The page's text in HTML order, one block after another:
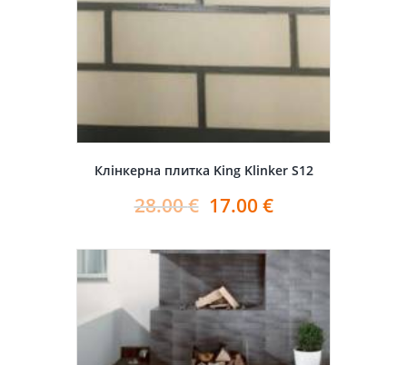
Клінкерна плитка King Klinker S12
28.00€ 17.00 €